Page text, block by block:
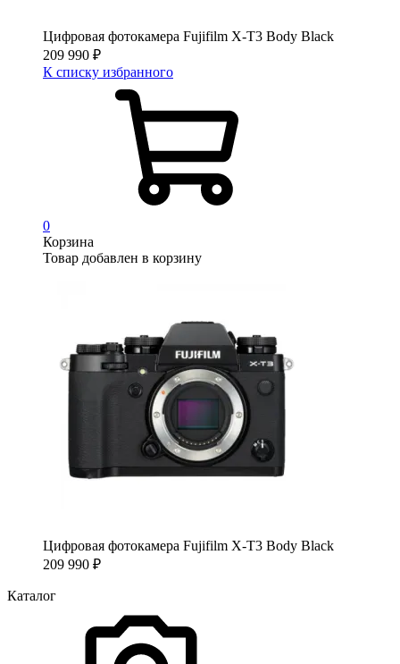
Цифровая фотокамера Fujifilm X-T3 Body Black
209 990 ₽
К списку избранного
0
Корзина
Товар добавлен в корзину
Цифровая фотокамера Fujifilm X-T3 Body Black
209 990 ₽
Каталог